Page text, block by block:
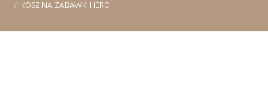
KOSZ NA ZABAWKI HERO